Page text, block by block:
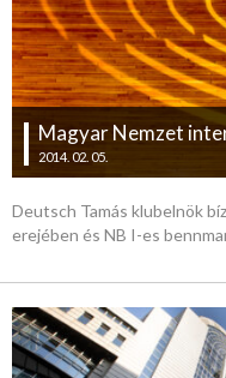
Magyar Nemzet
2014. 02. 05.
Deutsch Tamás klubelnök
erejében és NB I-es